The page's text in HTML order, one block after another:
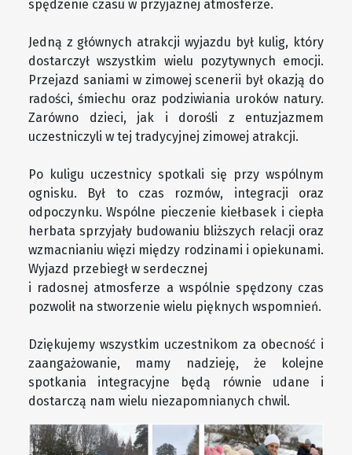
spędzenie czasu w przyjaznej atmosferze.
Jedną z głównych atrakcji wyjazdu był kulig, który
dostarczył wszystkim wielu pozytywnych emocji.
Przejazd saniami w zimowej scenerii był okazją do
radości, śmiechu oraz podziwiania uroków natury.
Zarówno dzieci, jak i dorośli z entuzjazmem
uczestniczyli w tej tradycyjnej zimowej atrakcji.
Po kuligu uczestnicy spotkali się przy wspólnym
ognisku. Był to czas rozmów, integracji oraz
odpoczynku. Wspólne pieczenie kiełbasek i ciepła
herbata sprzyjały budowaniu bliższych relacji oraz
wzmacnianiu więzi między rodzinami i opiekunami.
Wyjazd przebiegł w serdecznej
i radosnej atmosferze a wspólnie spędzony czas
pozwolił na stworzenie wielu pięknych wspomnień.
Dziękujemy wszystkim uczestnikom za obecność i
zaangażowanie, mamy nadzieję, że kolejne
spotkania integracyjne będą równie udane i
dostarczą nam wielu niezapomnianych chwil.